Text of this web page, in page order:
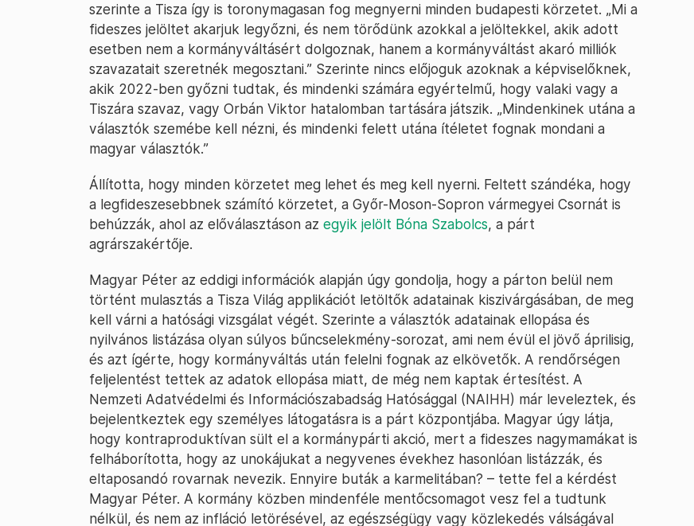
szerinte a Tisza így is toronymagasan fog megnyerni minden budapesti körzetet. „Mi a
fideszes jelöltet akarjuk legyőzni, és nem törődünk azokkal a jelöltekkel, akik adott
esetben nem a kormányváltásért dolgoznak, hanem a kormányváltást akaró milliók
szavazatait szeretnék megosztani.” Szerinte nincs előjoguk azoknak a képviselőknek,
akik 2022-ben győzni tudtak, és mindenki számára egyértelmű, hogy valaki vagy a
Tiszára szavaz, vagy Orbán Viktor hatalomban tartására játszik. „Mindenkinek utána a
választók szemébe kell nézni, és mindenki felett utána ítéletet fognak mondani a
magyar választók.”
Állította, hogy minden körzetet meg lehet és meg kell nyerni. Feltett szándéka, hogy
a legfideszesebbnek számító körzetet, a Győr-Moson-Sopron vármegyei Csornát is
behúzzák, ahol az előválasztáson az egyik jelölt Bóna Szabolcs, a párt
agrárszakértője.
Magyar Péter az eddigi információk alapján úgy gondolja, hogy a párton belül nem
történt mulasztás a Tisza Világ applikációt letöltők adatainak kiszivárgásában, de meg
kell várni a hatósági vizsgálat végét. Szerinte a választók adatainak ellopása és
nyilvános listázása olyan súlyos bűncselekmény-sorozat, ami nem évül el jövő áprilisig,
és azt ígérte, hogy kormányváltás után felelni fognak az elkövetők. A rendőrségen
feljelentést tettek az adatok ellopása miatt, de még nem kaptak értesítést. A
Nemzeti Adatvédelmi és Információszabadság Hatósággal (NAIHH) már leveleztek, és
bejelentkeztek egy személyes látogatásra is a párt központjába. Magyar úgy látja,
hogy kontraproduktívan sült el a kormánypárti akció, mert a fideszes nagymamákat is
felháborította, hogy az unokájukat a negyvenes évekhez hasonlóan listázzák, és
eltaposandó rovarnak nevezik. Ennyire buták a karmelitában? – tette fel a kérdést
Magyar Péter. A kormány közben mindenféle mentőcsomagot vesz fel a tudtunk
nélkül, és nem az infláció letörésével, az egészségügy vagy közlekedés válságával